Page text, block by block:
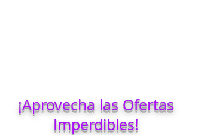
¡Aprovecha las Ofertas
Imperdibles!